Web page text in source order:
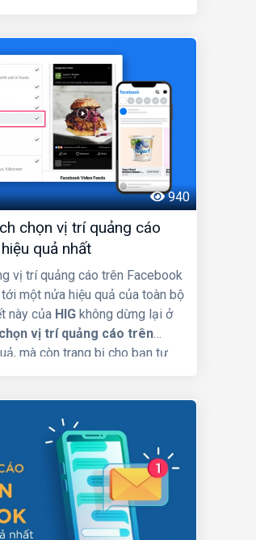
940
chọn vị trí quảng cáo
quả nhất
vị trí quảng cáo trên Facebook
một nửa hiệu quả của toàn bộ
này của HIGkhông dừng lại ở
vị trí quảng cáo trên
mà còn trang bị cho bạn tư
với từng mục tiêu marketing